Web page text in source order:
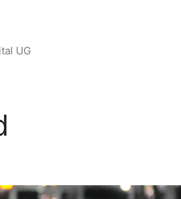
UG